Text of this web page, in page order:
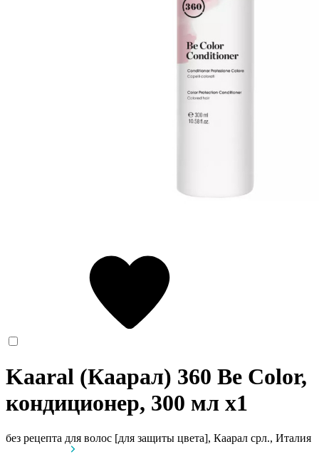
Kaaral (Каарал) 360 Be Color,
кондиционер, 300 мл x1
без рецепта для волос [для защиты цвета], Каарал срл., Италия